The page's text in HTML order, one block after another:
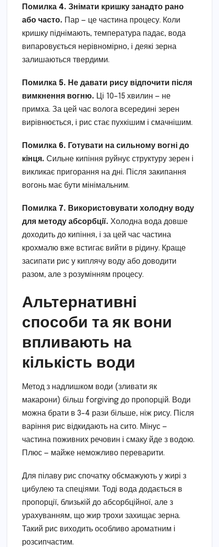
Помилка 4. Знімати кришку занадто рано
або часто. Пар — це частина процесу. Коли
кришку піднімають, температура падає, вода
випаровується нерівномірно, і деякі зерна
залишаються твердими.
Помилка 5. Не давати рису відпочити після
вимкнення вогню. Ці 10–15 хвилин — не
примха. За цей час волога всередині зерен
вирівнюється, і рис стає пухкішим і смачнішим.
Помилка 6. Готувати на сильному вогні до
кінця. Сильне кипіння руйнує структуру зерен і
викликає пригорання на дні. Після закипання
вогонь має бути мінімальним.
Помилка 7. Використовувати холодну воду
для методу абсорбції. Холодна вода довше
доходить до кипіння, і за цей час частина
крохмалю вже встигає вийти в рідину. Краще
засипати рис у киплячу воду або доводити
разом, але з розумінням процесу.
Альтернативні
способи та як вони
впливають на
кількість води
Метод з надлишком води (зливати як
макарони) більш forgiving до пропорцій. Води
можна брати в 3–4 рази більше, ніж рису. Після
варіння рис відкидають на сито. Мінус —
частина поживних речовин і смаку йде з водою.
Плюс — майже неможливо переварити.
Для пілаву рис спочатку обсмажують у жирі з
цибулею та спеціями. Тоді вода додається в
пропорції, близькій до абсорбційної, але з
урахуванням, що жир трохи захищає зерна.
Такий рис виходить особливо ароматним і
розсипчастим.